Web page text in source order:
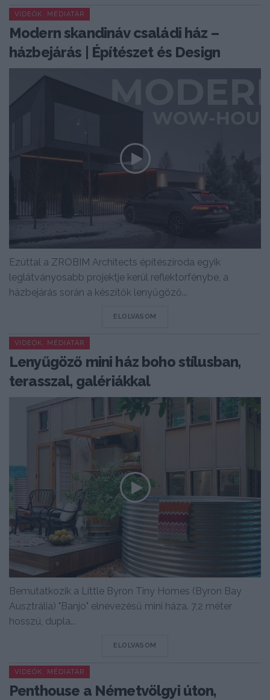
VIDEÓK, MÉDIATÁR
Modern skandináv családi ház –
házbejárás | Építészet és Design
Ezúttal a ZROBIM Architects építésziroda egyik
leglátványosabb projektje kerül reflektorfénybe, a
házbejárás során a készítők lenyűgöző...
ELOLVASOM
VIDEÓK, MÉDIATÁR
Lenyűgöző mini ház boho stílusban,
terasszal, galériákkal
Bemutatkozik a Little Byron Tiny Homes (Byron Bay
Ausztrália) "Banjo" elnevezésű mini háza. 7,2 méter
hosszú, dupla...
ELOLVASOM
VIDEÓK, MÉDIATÁR
Penthouse a Németvölgyi úton,